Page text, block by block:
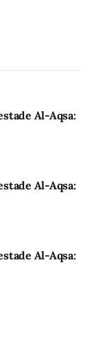
Al-Aqsa:
Al-Aqsa:
Al-Aqsa: